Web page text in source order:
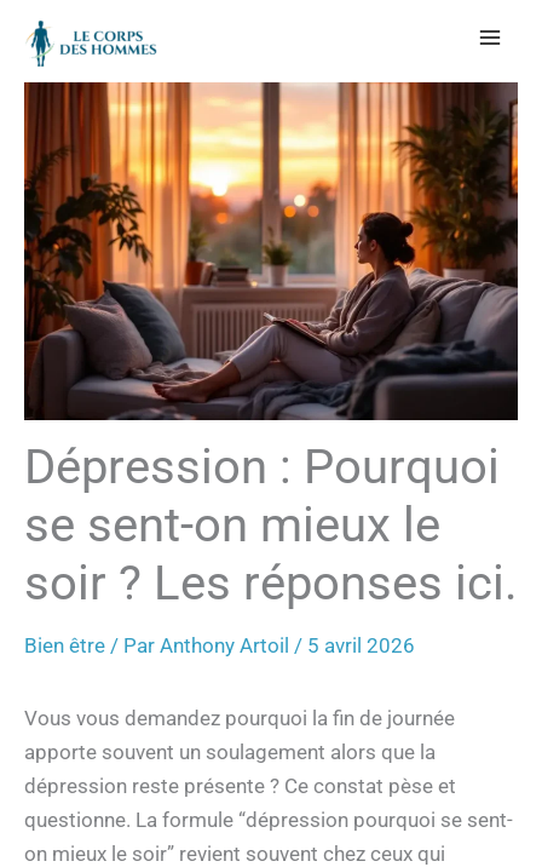
Aller
contenu
Dépression : Pourquoi
se sent-on mieux le
soir ? Les réponses ici.
Bien être / Par Anthony Artoil / 5 avril 2026
Vous vous demandez pourquoi la fin de journée
apporte souvent un soulagement alors que la
dépression reste présente ? Ce constat pèse et
questionne. La formule “dépression pourquoi se sent-
on mieux le soir” revient souvent chez ceux qui